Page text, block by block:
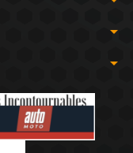
arrow_drop_down
arrow_drop_down